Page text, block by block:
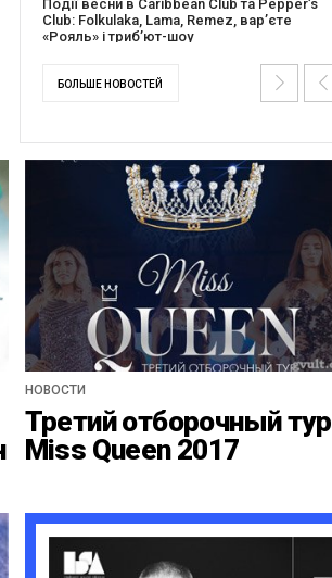
Документальний фільм “Будинок “Слово”
англійською покажуть в країнах Європи,
Канаді та США
БОЛЬШЕ НОВОСТЕЙ
НОВОСТИ
Третий отборочный тур
Miss Queen 2017